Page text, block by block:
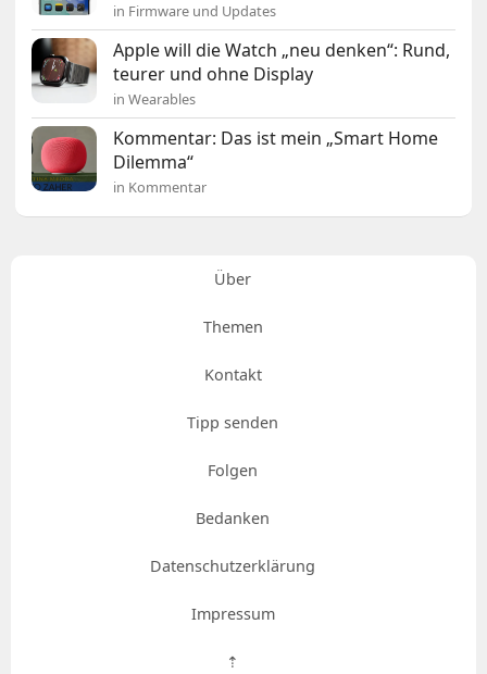
in Firmware und Updates
Apple will die Watch „neu denken“: Rund,
teurer und ohne Display
in Wearables
Kommentar: Das ist mein „Smart Home
Dilemma“
in Kommentar
Über
Themen
Kontakt
Tipp senden
Folgen
Bedanken
Datenschutzerklärung
Impressum
⇡